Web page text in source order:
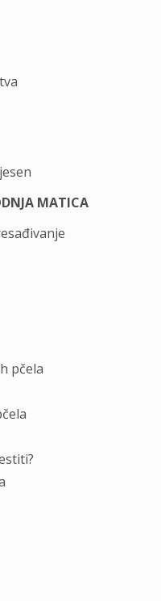
MATICA
pčela